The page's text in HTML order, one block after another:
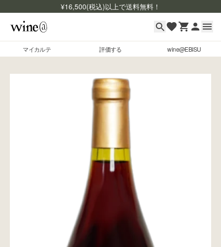
¥16,500(税込)以上で送料無料！
マイカルテ 評価する wine@EBISU
マイカルテ